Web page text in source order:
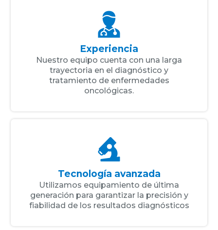
Experiencia
Nuestro equipo cuenta con una larga
trayectoria en el diagnóstico y
tratamiento de enfermedades
oncológicas.
Tecnología avanzada
Utilizamos equipamiento de última
generación para garantizar la precisión y
fiabilidad de los resultados diagnósticos